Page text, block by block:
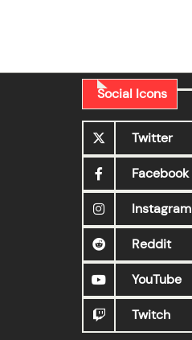
Social Icons
Twitter
Facebook
Instagram
Reddit
YouTube
Twitch